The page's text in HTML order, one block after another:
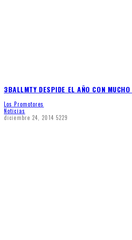
3BALLMTY DESPIDE EL AÑO CON
Los Promotores
Noticias
diciembre 24, 2014 5229